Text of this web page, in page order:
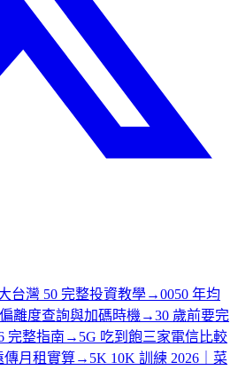
台灣 50 完整投資教學→0050 年均
離度查詢與加碼時機 →30 歲前要完
完整指南 → 5G 吃到飽三家電信比較
傳月租實算→ 5K 10K 訓練 2026｜菜